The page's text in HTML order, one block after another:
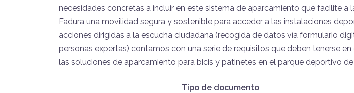
necesidades concretas a incluir en este sistema de aparcamiento que facilite a
Fadura una movilidad segura y sostenible para acceder a las instalaciones
acciones dirigidas a la escucha ciudadana (recogida de datos vía formulario
personas expertas) contamos con una serie de requisitos que deben tenerse
las soluciones de aparcamiento para bicis y patinetes en el parque deportivo de
Tipo de documento